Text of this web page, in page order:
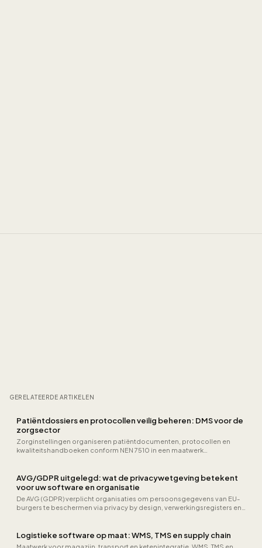
GERELATEERDE ARTIKELEN
Patiëntdossiers en protocollen veilig beheren: DMS voor de
zorgsector
Zorginstellingen organiseren patiëntdocumenten, protocollen en
kwaliteitshandboeken conform NEN 7510 in een maatwerk
AVG/GDPR uitgelegd: wat de privacywetgeving betekent
voor uw software en organisatie
De AVG (GDPR) verplicht organisaties om persoonsgegevens van EU-
burgers te beschermen via privacy by design, verwerkingsregisters en
Logistieke software op maat: WMS, TMS en supply chain